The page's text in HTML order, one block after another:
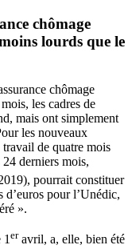
chômage
lourds que le
chômage
les cadres de
mais ont simplement
les nouveaux
de quatre mois
derniers mois,
pourrait constituer
d’euros pour l’Unédic,
».
eravril, a, elle, bien été